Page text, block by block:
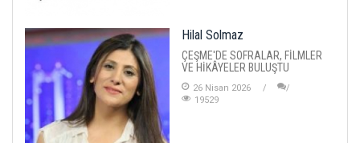
Hilal Solmaz
ÇEŞME'DE SOFRALAR, FİLMLER
VE HİKÂYELER BULUŞTU
26 Nisan 2026
19529